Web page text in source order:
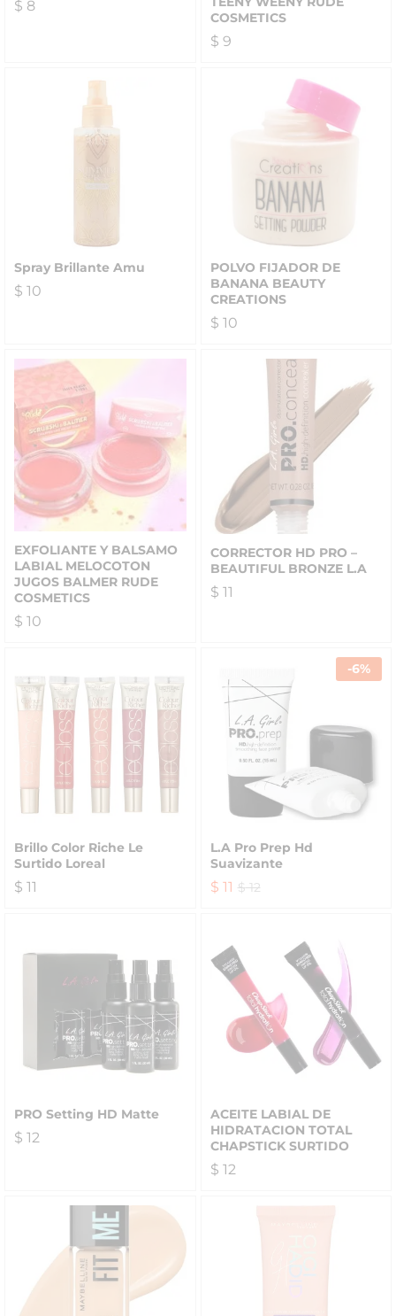
$ 8
COSMETICS
$ 9
Spray Brillante Amu
$ 10
POLVO FIJADOR DE
BANANA BEAUTY
CREATIONS
$ 10
EXFOLIANTE Y BALSAMO
LABIAL MELOCOTON
JUGOS BALMER RUDE
COSMETICS
$ 10
CORRECTOR HD PRO –
BEAUTIFUL BRONZE L.A
$ 11
Brillo Color Riche Le
Surtido Loreal
$ 11
-6%
L.A Pro Prep Hd
Suavizante
$ 11 $12
PRO Setting HD Matte
$ 12
ACEITE LABIAL DE
HIDRATACION TOTAL
CHAPSTICK SURTIDO
$ 12